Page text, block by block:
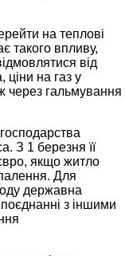
на теплові
такого впливу,
від
на газ у
через гальмування
З 1 березня її
якщо житло
Для
державна
з іншими